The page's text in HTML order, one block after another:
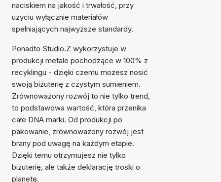
naciskiem na jakość i trwałość, przy
użyciu wyłącznie materiałów
spełniających najwyższe standardy.
Ponadto Studio.Z wykorzystuje w
produkcji metale pochodzące w 100% z
recyklingu - dzięki czemu możesz nosić
swoją biżuterię z czystym sumieniem.
Zrównoważony rozwój to nie tylko trend,
to podstawowa wartość, która przenika
całe DNA marki. Od produkcji po
pakowanie, zrównoważony rozwój jest
brany pod uwagę na każdym etapie.
Dzięki temu otrzymujesz nie tylko
biżuterię, ale także deklarację troski o
planetę.